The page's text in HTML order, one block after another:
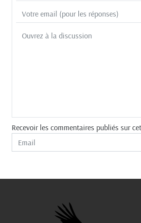
Recevoir les commentaires publiés sur